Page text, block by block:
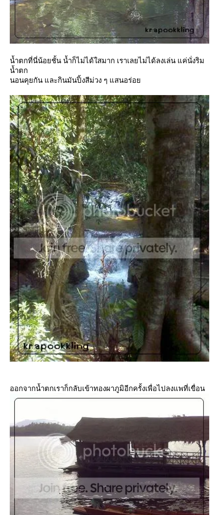
น้ำตกที่นี่น้อยชั้น น้ำก็ไม่ได้ใสมาก เราเลยไม่ได้ลงเล่น แค่นั่งริม
น้ำตก
นอนคุยกัน และกินมันปิ้งสีม่วง ๆ แสนอร่อ
ออกจากน้ำตกเราก็กลับเข้าทองผาภูมิอีกครั้งเพื่อไปลงแพที่เขื่อน